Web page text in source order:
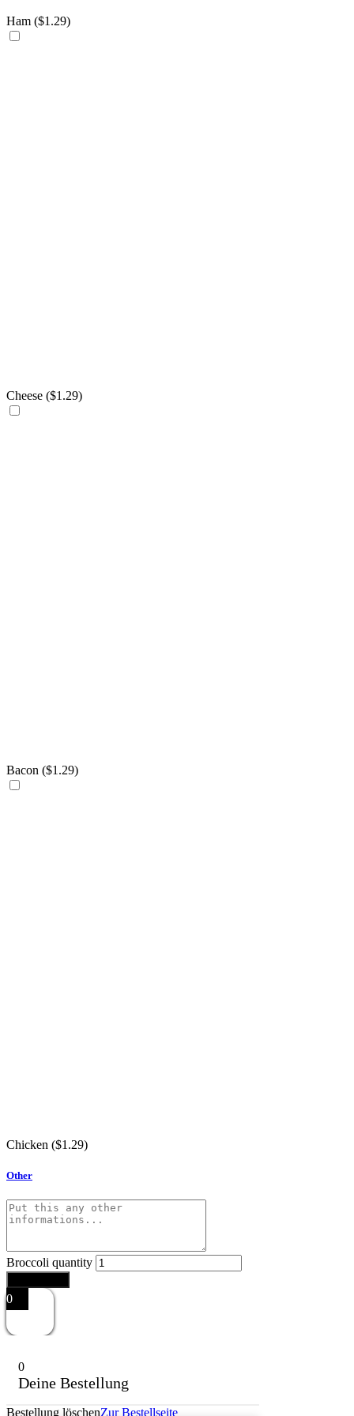
Ham ($1.29)
Cheese ($1.29)
Bacon ($1.29)
Chicken ($1.29)
Other
Broccoli quantity
0
0
Deine Bestellung
Bestellung löschenZur Bestellseite